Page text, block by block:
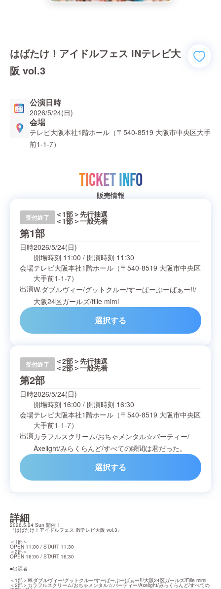
はばたけ！アイドルフェス INテレビ大
阪 vol.3
公演日時
2026/5/24(日)
会場
テレビ大阪本社1階ホール（〒540-8519 大阪市中央区大手
前1-1-7）
TICKET INFO
販売情報
受付終了 ＜1部＞先行抽選
＜1部＞一般先着
第1部
日時2026/5/24(日)
開場時刻 11:00 / 開演時刻 11:30
会場テレビ大阪本社1階ホール（〒540-8519 大阪市中央区
大手前1-1-7）
出演W.ダブルヴィー/グットクルー/すーぱーぷーばぁー!!/
大阪24区ガールズ/fille mimi
選択する
受付終了 ＜2部＞先行抽選
＜2部＞一般先着
第2部
日時2026/5/24(日)
開場時刻 16:00 / 開演時刻 16:30
会場テレビ大阪本社1階ホール（〒540-8519 大阪市中央区
大手前1-1-7）
出演カラフルスクリーム/おちゃメンタル☆パーティー/
Axelight/みらくらんど/すべての瞬間は君だった。
選択する
詳細
2026.5.24 Sun 開催！
『はばたけ！アイドルフェス INテレビ大阪 vol.3』
＜1部＞
OPEN 11:00 / START 11:30
＜2部＞
OPEN 16:00 / START 16:30
■出演者
＜1部＞W.ダブルヴィー/グットクルー/すーぱーぷーばぁー!!/大阪24区ガールズ/Fille mimi
＜2部＞カラフルスクリーム/おちゃメンタル☆パーティー/Axelight/みらくらんど/すべての